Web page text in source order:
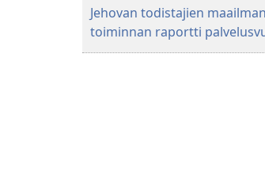
Jehovan todistajien
toiminnan raportti